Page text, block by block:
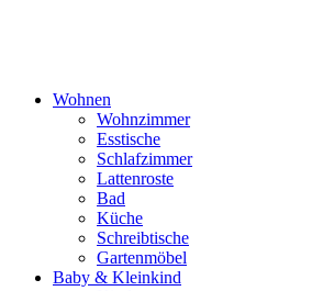
Wohnen
Wohnzimmer
Esstische
Schlafzimmer
Lattenroste
Bad
Küche
Schreibtische
Gartenmöbel
Baby & Kleinkind